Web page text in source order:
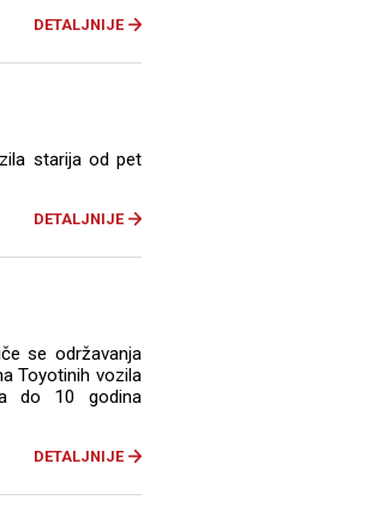
DETALJNIJE
starija od pet
DETALJNIJE
se održavanja
Toyotinih vozila
do 10 godina
DETALJNIJE